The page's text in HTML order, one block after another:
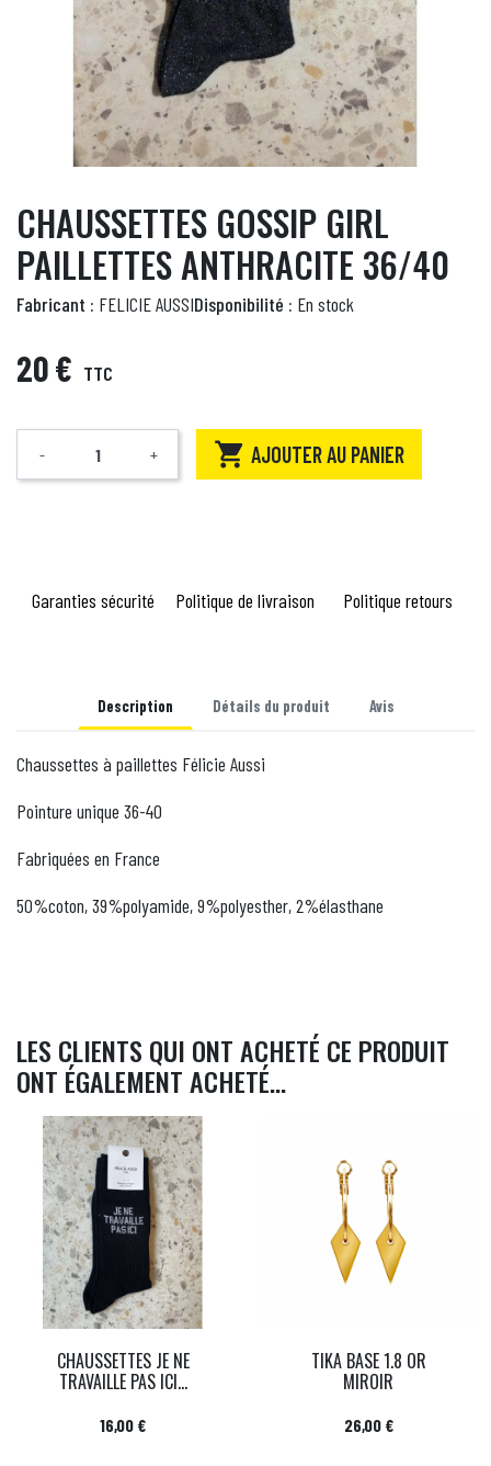
CHAUSSETTES GOSSIP GIRL
PAILLETTES ANTHRACITE 36/40
Fabricant : FELICIE AUSSIDisponibilité : En stock
20 € TTC
Quantité
- +  AJOUTER AU PANIER
Garanties sécurité Politique de livraison Politique retours
Description Détails du produit Avis
Chaussettes à paillettes Félicie Aussi
Pointure unique 36-40
Fabriquées en France
50%coton, 39%polyamide, 9%polyesther, 2%élasthane
LES CLIENTS QUI ONT ACHETÉ CE PRODUIT
ONT ÉGALEMENT ACHETÉ...
CHAUSSETTES JE NE
TRAVAILLE PAS ICI...
Prix
16,00 €
TIKA BASE 1.8 OR
MIROIR
Prix
26,00 €